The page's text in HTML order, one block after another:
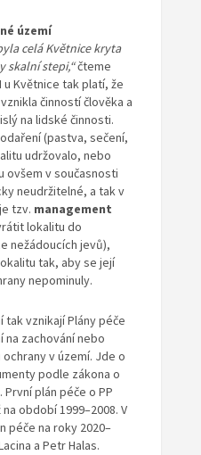
území
celá Květnice kryta
skalní stepi,“čteme
u Květnice tak platí, že
činností člověka a
na lidské činnosti.
(pastva, sečení,
udržovalo, nebo
ovšem v současnosti
neudržitelné, a tak v
tzv. management
lokalitu do
nežádoucích jevů),
tak, aby se její
nepominuly.
tak vznikají Plány péče
zachování nebo
v území. Jde o
podle zákona o
plán péče o PP
období 1999–2008. V
péče na roky 2020–
a Petr Halas.